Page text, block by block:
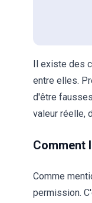
Il existe des
entre elles.
d'être
valeur réelle,
Comment
Comme
permission.